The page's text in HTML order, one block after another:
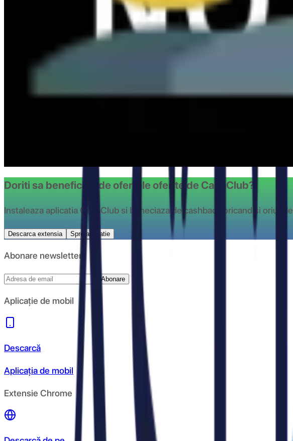
COD REDUCERE MANUKASHOP 5%
HCLUB5
COD REDUCERE TENQ.RO - 5%
Doriti sa beneficiati de ofertele oferite de CashClub?
Instaleaza aplicatia CashClub si beneciaza de cashback oricand si oriunde
Descarca extensia Spre aplicatie
Abonare newsletter
Abonare
Aplicație de mobil
Descarcă
Aplicația de mobil
Extensie Chrome